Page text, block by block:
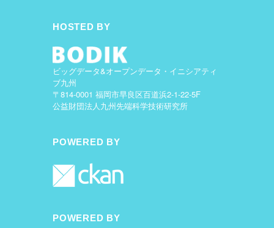
HOSTED BY
ビッグデータ&オープンデータ・イニシアティ
ブ九州
〒814-0001 福岡市早良区百道浜2-1-22-5F
公益財団法人九州先端科学技術研究所
POWERED BY
POWERED BY